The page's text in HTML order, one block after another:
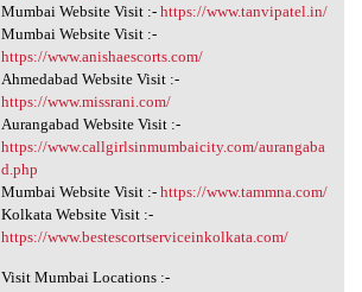
Mumbai Website Visit :- https://www.tanvipatel.in/
Mumbai Website Visit :-
https://www.anishaescorts.com/
Ahmedabad Website Visit :-
https://www.missrani.com/
Aurangabad Website Visit :-
https://www.callgirlsinmumbaicity.com/aurangaba
d.php
Mumbai Website Visit :- https://www.tammna.com/
Kolkata Website Visit :-
https://www.bestescortserviceinkolkata.com/
Visit Mumbai Locations :-